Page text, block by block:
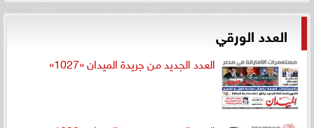
العدد الورقي
العدد الجديد من جريدة الميدان «1027»